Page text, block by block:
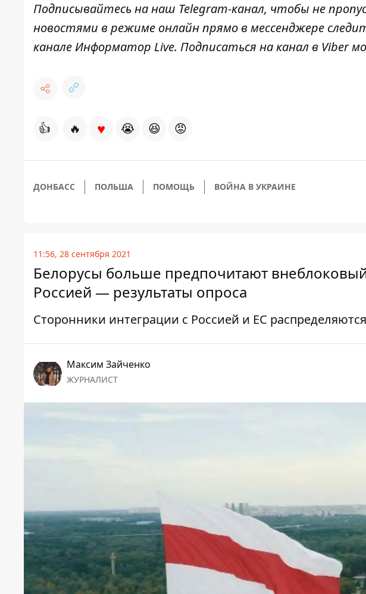
Подписывайтесь на наш Telegram-канал, чтобы не
новостями в режиме онлайн прямо в мессенджере
канале Информатор Live. Подписаться на канал в Viber
👍 🔥 ♥ 😭 😆 😡
ДОНБАСС ПОЛЬША ПОМОЩЬ ВОЙНА В УКРАИНЕ
11:56, 28 сентября 2021
Белорусы больше предпочитают
Россией — результаты опроса
Сторонники интеграции с Россией и ЕС
Максим Зайченко
ЖУРНАЛИСТ